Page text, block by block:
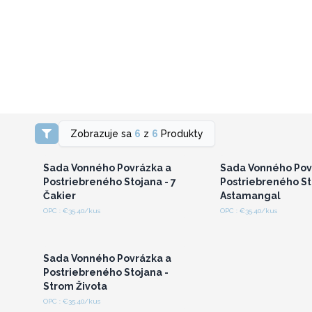
Zobrazuje sa 6 z 6 Produkty
zaregistrujte sa pre
veľkoobchodné ceny
Sada Vonného Povrázka a
Postriebreného Stojana - 7
Čakier
OPC : €35.40/kus
Sada Vonného
Postriebreného
Astamangal
OPC : €35.40/kus
Sada Vonného Povrázka a
Postriebreného Stojana -
Strom Života
OPC : €35.40/kus